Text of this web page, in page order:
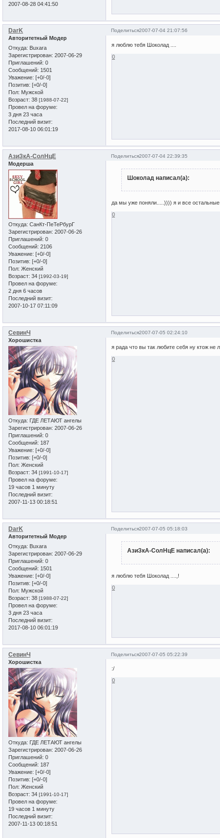
2007-08-28 04:41:50
Поделиться2007-07-04 21:07:56
DarK
Авторитетный Модер
Откуда: Buxara
Зарегистрирован: 2007-06-29
Приглашений: 0
Сообщений: 1501
Уважение: [+0/-0]
Позитив: [+0/-0]
Пол: Мужской
Возраст: 38 [1988-07-22]
Провел на форуме:
3 дня 23 часа
Последний визит:
2017-08-10 06:01:19
я люблю тебя Шоколад ....
0
Поделиться2007-07-04 22:39:35
АзиЗкА-СолНцЕ
Модерша
Откуда: СанКт-ПеТеРбурГ
Зарегистрирован: 2007-06-26
Приглашений: 0
Сообщений: 2106
Уважение: [+0/-0]
Позитив: [+0/-0]
Пол: Женский
Возраст: 34 [1992-03-19]
Провел на форуме:
2 дня 6 часов
Последний визит:
2007-10-17 07:11:09
Шоколад написал(а):
да мы уже поняли.....)))) я и все
0
Поделиться2007-07-05 02:24:10
СевинЧ
Хорошистка
Откуда: ГДЕ ЛЕТАЮТ ангелы
Зарегистрирован: 2007-06-26
Приглашений: 0
Сообщений: 187
Уважение: [+0/-0]
Позитив: [+0/-0]
Пол: Женский
Возраст: 34 [1991-10-17]
Провел на форуме:
19 часов 1 минуту
Последний визит:
2007-11-13 00:18:51
я рада что вы так любите себя ну ктож
0
Поделиться2007-07-05 05:18:03
DarK
Авторитетный Модер
Откуда: Buxara
Зарегистрирован: 2007-06-29
Приглашений: 0
Сообщений: 1501
Уважение: [+0/-0]
Позитив: [+0/-0]
Пол: Мужской
Возраст: 38 [1988-07-22]
Провел на форуме:
3 дня 23 часа
Последний визит:
2017-08-10 06:01:19
АзиЗкА-СолНцЕ написал(а):
я люблю тебя Шоколад ....,!
0
Поделиться2007-07-05 05:22:39
СевинЧ
Хорошистка
Откуда: ГДЕ ЛЕТАЮТ ангелы
Зарегистрирован: 2007-06-26
Приглашений: 0
Сообщений: 187
Уважение: [+0/-0]
Позитив: [+0/-0]
Пол: Женский
Возраст: 34 [1991-10-17]
Провел на форуме:
19 часов 1 минуту
Последний визит:
2007-11-13 00:18:51
:/
0